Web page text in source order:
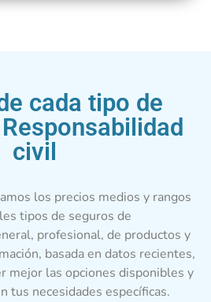
cada tipo de
civil
los precios medios y rangos
tipos de seguros de
profesional, de productos y
basada en datos recientes,
mejor las opciones disponibles y
tus necesidades específicas.